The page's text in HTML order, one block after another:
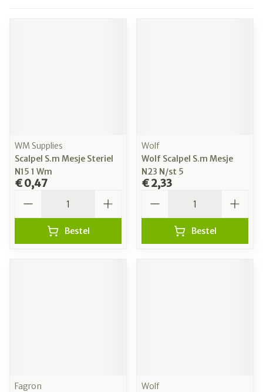
WM Supplies
Scalpel S.m Mesje Steriel
N15 1 Wm
€ 0,47
Bestel
Wolf
Wolf Scalpel S.m Mesje
N23 N/st 5
€ 2,33
Bestel
Fagron
Wolf